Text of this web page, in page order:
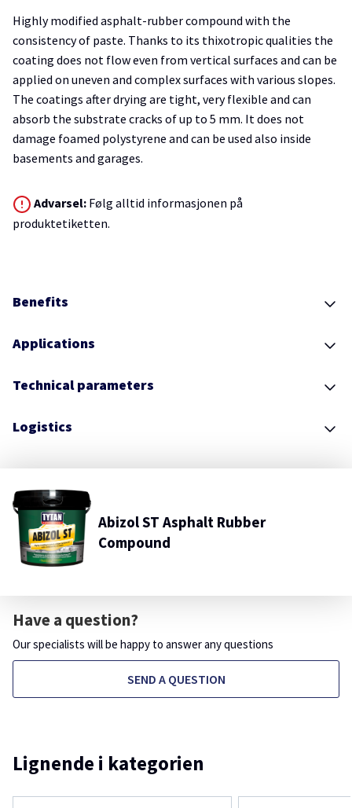
Highly modified asphalt-rubber compound with the
consistency of paste. Thanks to its thixotropic qualities the
coating does not flow even from vertical surfaces and can be
applied on uneven and complex surfaces with various slopes.
The coatings after drying are tight, very flexible and can
absorb the substrate cracks of up to 5 mm. It does not
damage foamed polystyrene and can be used also inside
basements and garages.
Advarsel: Følg alltid informasjonen på
produktetiketten.
Benefits
Applications
Technical parameters
Logistics
Abizol ST Asphalt Rubber
Compound
Have a question?
Our specialists will be happy to answer any questions
SEND A QUESTION
Lignende i kategorien